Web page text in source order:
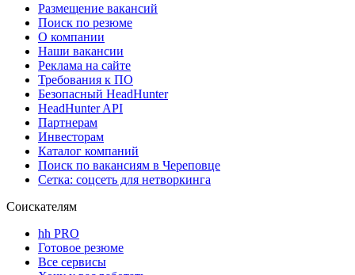
Размещение вакансий
Поиск по резюме
О компании
Наши вакансии
Реклама на сайте
Требования к ПО
Безопасный HeadHunter
HeadHunter API
Партнерам
Инвесторам
Каталог компаний
Поиск по вакансиям в Череповце
Сетка: соцсеть для нетворкинга
Соискателям
hh PRO
Готовое резюме
Все сервисы